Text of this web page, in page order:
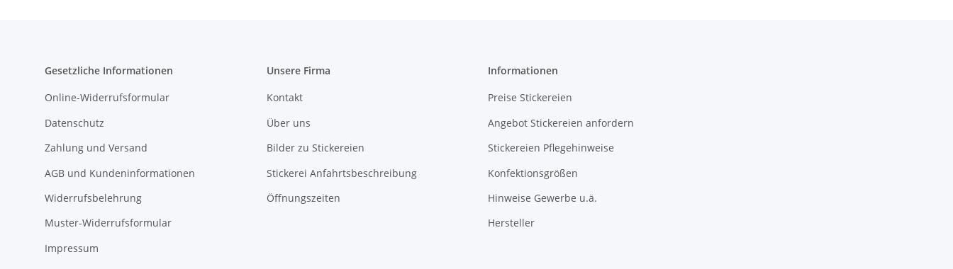
Gesetzliche Informationen
Online-Widerrufsformular
Datenschutz
Zahlung und Versand
AGB und Kundeninformationen
Widerrufsbelehrung
Muster-Widerrufsformular
Impressum
Unsere Firma
Kontakt
Über uns
Bilder zu Stickereien
Stickerei Anfahrtsbeschreibung
Öffnungszeiten
Informationen
Preise Stickereien
Angebot Stickereien anfordern
Stickereien Pflegehinweise
Konfektionsgrößen
Hinweise Gewerbe u.ä.
Hersteller